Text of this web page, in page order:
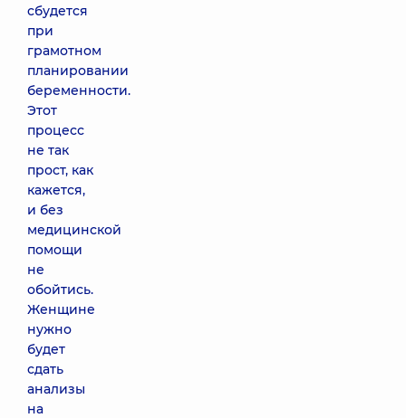
сбудется
при
грамотном
планировании
беременности.
Этот
процесс
не так
прост, как
кажется,
и без
медицинской
помощи
не
обойтись.
Женщине
нужно
будет
сдать
анализы
на